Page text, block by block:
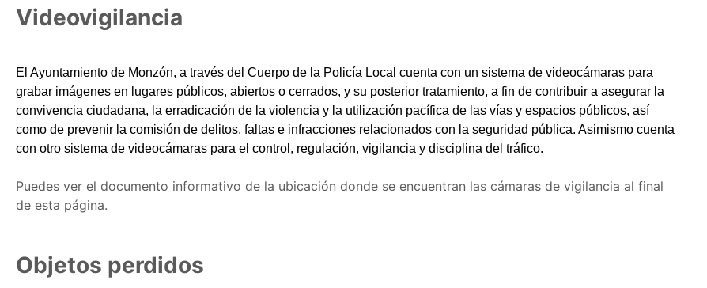
Videovigilancia
El Ayuntamiento de Monzón, a través del Cuerpo de la Policía Local cuenta con un sistema de videocámaras para
grabar imágenes en lugares públicos, abiertos o cerrados, y su posterior tratamiento, a fin de contribuir a asegurar la
convivencia ciudadana, la erradicación de la violencia y la utilización pacífica de las vías y espacios públicos, así
como de prevenir la comisión de delitos, faltas e infracciones relacionados con la seguridad pública. Asimismo cuenta
con otro sistema de videocámaras para el control, regulación, vigilancia y disciplina del tráfico.
Puedes ver el documento informativo de la ubicación donde se encuentran las cámaras de vigilancia al final
de esta página.
Objetos perdidos